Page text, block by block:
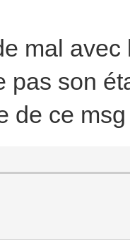
mal
pas son
de ce